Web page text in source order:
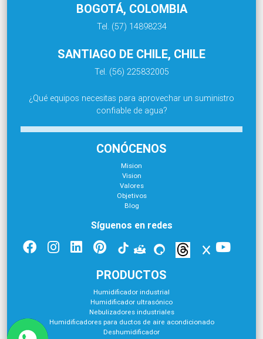
BOGOTÁ, COLOMBIA
Tel. (57) 14898234
SANTIAGO DE CHILE, CHILE
Tel. (56) 225832005
¿Qué equipos necesitas para aprovechar un suministro
confiable de agua?
CONÓCENOS
Mision
Vision
Valores
Objetivos
Blog
Síguenos en redes
PRODUCTOS
Humidificador industrial
Humidificador ultrasónico
Nebulizadores industriales
Humidificadores para ductos de aire acondicionado
Deshumidificador